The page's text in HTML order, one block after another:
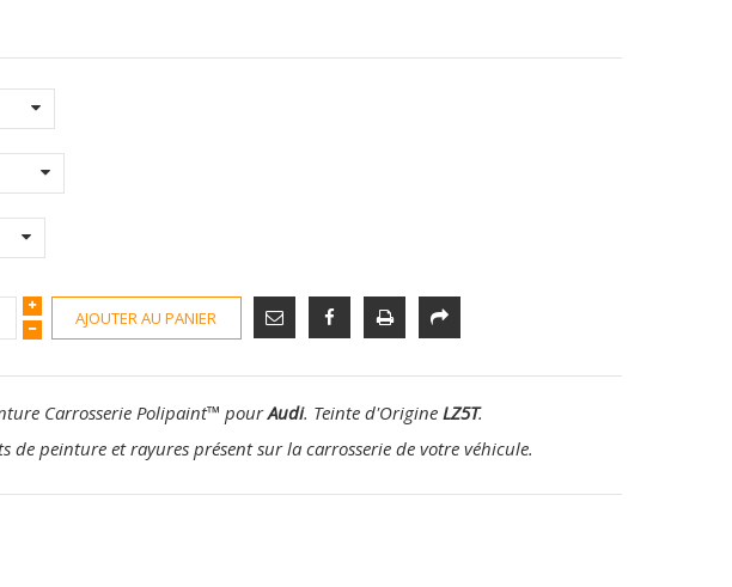
AJOUTER AU PANIER
Carrosserie Polipaint™ pourAudi. Teinte d'Origine LZ5T.
de peinture et rayures présent sur la carrosserie de votre véhicule.